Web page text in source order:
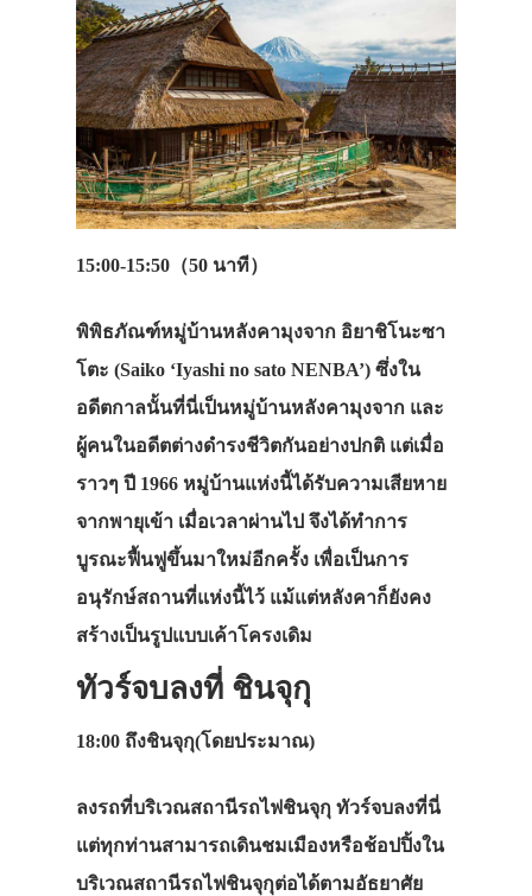
15:00-15:50（50 นาที）
พิพิธภัณฑ์หมู่บ้านหลังคามุงจาก อิยาชิโนะซา
โตะ (Saiko ‘Iyashi no sato NENBA’) ซึ่งใน
อดีตกาลนั้นที่นี่เป็นหมู่บ้านหลังคามุงจาก และ
ผู้คนในอดีตต่างดำรงชีวิตกันอย่างปกติ แต่เมื่อ
ราวๆ ปี 1966 หมู่บ้านแห่งนี้ได้รับความเสียหาย
จากพายุเข้า เมื่อเวลาผ่านไป จึงได้ทำการ
บูรณะฟื้นฟูขึ้นมาใหม่อีกครั้ง เพื่อเป็นการ
อนุรักษ์สถานที่แห่งนี้ไว้ แม้แต่หลังคาก็ยังคง
สร้างเป็นรูปแบบเค้าโครงเดิม
ทัวร์จบลงที่ ชินจุกุ
18:00 ถึงชินจุกุ(โดยประมาณ)
ลงรถที่บริเวณสถานีรถไฟชินจุกุ ทัวร์จบลงที่นี่
แต่ทุกท่านสามารถเดินชมเมืองหรือช้อปปิ้งใน
บริเวณสถานีรถไฟชินจุกุต่อได้ตามอัธยาศัย